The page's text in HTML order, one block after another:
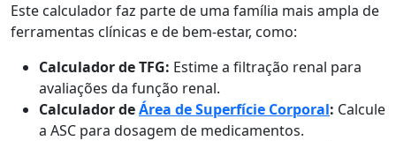
Este calculador faz parte de uma família mais ampla de
ferramentas clínicas e de bem-estar, como:
Calculador de TFG: Estime a filtração renal para
avaliações da função renal.
Calculador deÁrea de Superfície Corporal: Calcule
a ASC para dosagem de medicamentos.